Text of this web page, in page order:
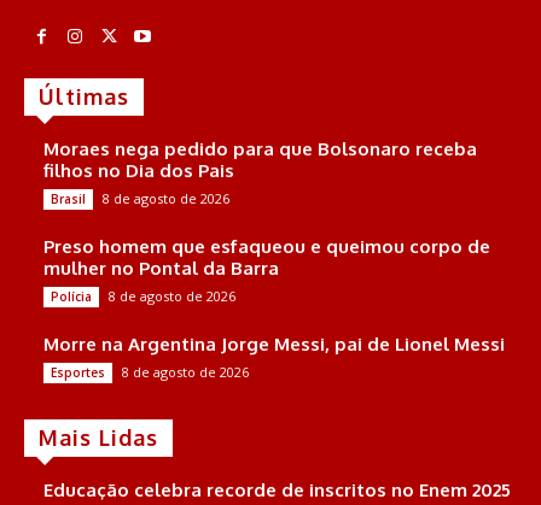
Últimas
Moraes nega pedido para que Bolsonaro receba
filhos no Dia dos Pais
Brasil 8 de agosto de 2026
Preso homem que esfaqueou e queimou corpo de
mulher no Pontal da Barra
Polícia 8 de agosto de 2026
Morre na Argentina Jorge Messi, pai de Lionel Messi
Esportes 8 de agosto de 2026
Mais Lidas
Educação celebra recorde de inscritos no Enem 2025